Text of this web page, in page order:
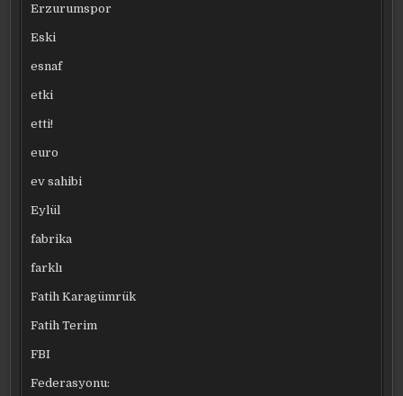
Erzurumspor
Eski
esnaf
etki
etti!
euro
ev sahibi
Eylül
fabrika
farklı
Fatih Karagümrük
Fatih Terim
FBI
Federasyonu: